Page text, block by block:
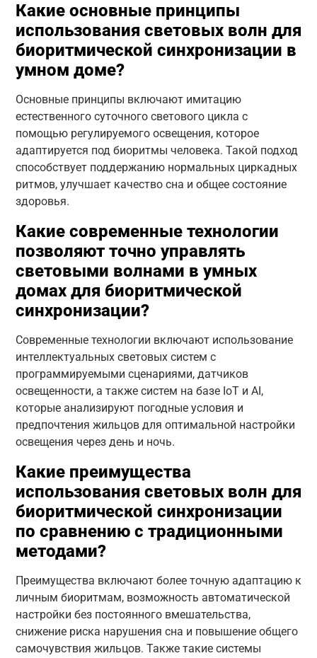
Какие основные принципы
использования световых волн для
биоритмической синхронизации в
умном доме?
Основные принципы включают имитацию
естественного суточного светового цикла с
помощью регулируемого освещения, которое
адаптируется под биоритмы человека. Такой подход
способствует поддержанию нормальных циркадных
ритмов, улучшает качество сна и общее состояние
здоровья.
Какие современные технологии
позволяют точно управлять
световыми волнами в умных
домах для биоритмической
синхронизации?
Современные технологии включают использование
интеллектуальных световых систем с
программируемыми сценариями, датчиков
освещенности, а также систем на базе IoT и AI,
которые анализируют погодные условия и
предпочтения жильцов для оптимальной настройки
освещения через день и ночь.
Какие преимущества
использования световых волн для
биоритмической синхронизации
по сравнению с традиционными
методами?
Преимущества включают более точную адаптацию к
личным биоритмам, возможность автоматической
настройки без постоянного вмешательства,
снижение риска нарушения сна и повышение общего
самочувствия жильцов. Также такие системы